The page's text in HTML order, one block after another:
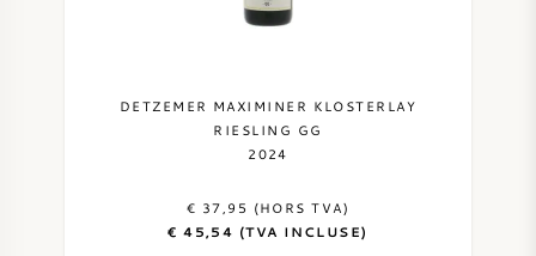
DETZEMER MAXIMINER KLOSTERLAY
RIESLING GG
2024
€ 37,95 (HORS TVA)
€ 45,54 (TVA INCLUSE)